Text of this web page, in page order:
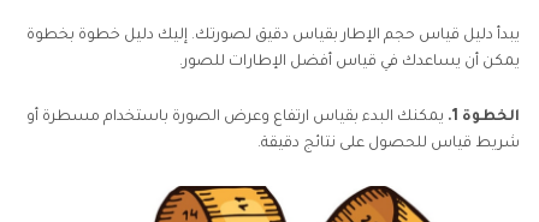
يبدأ دليل قياس حجم الإطار بقياس دقيق لصورتك. إليك دليل خطوة بخطوة
يمكن أن يساعدك في قياس أفضل الإطارات للصور.
الخطوة 1.
يمكنك البدء بقياس ارتفاع وعرض الصورة باستخدام مسطرة أو
شريط قياس للحصول على نتائج دقيقة.